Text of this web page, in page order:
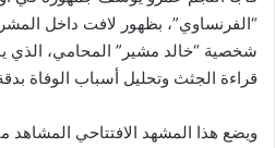
“الفرنساوي”، بظهور لافت داخل
شخصية “خالد مشير” المحامي، الذي
قراءة الجثث وتحليل أسباب الوفاة
ويضع هذا المشهد الافتتاحي